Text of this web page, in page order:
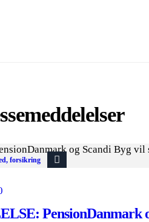
forsikring
PensionDanmark